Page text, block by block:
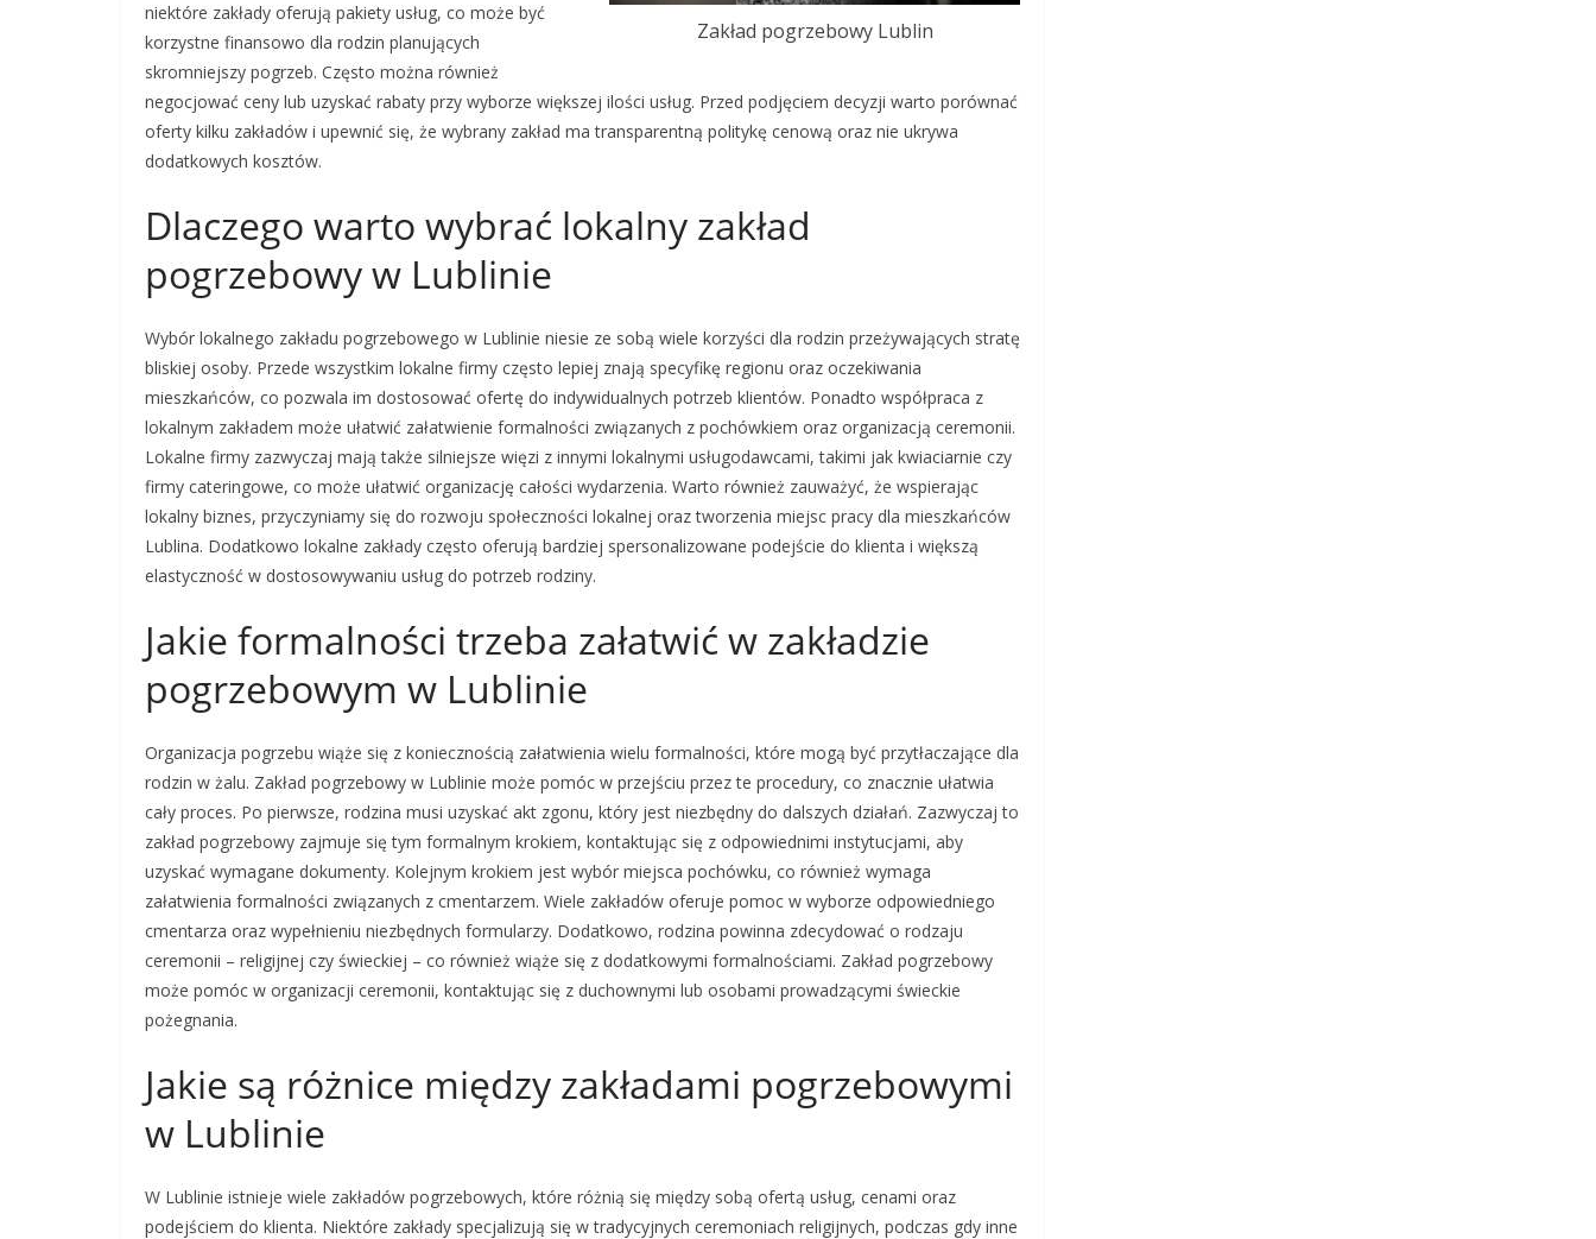
Zakład pogrzebowy Lublin
niektóre zakłady oferują pakiety usług, co może być
korzystne finansowo dla rodzin planujących
skromniejszy pogrzeb. Często można również
negocjować ceny lub uzyskać rabaty przy wyborze większej ilości usług. Przed podjęciem decyzji warto porównać
oferty kilku zakładów i upewnić się, że wybrany zakład ma transparentną politykę cenową oraz nie ukrywa
dodatkowych kosztów.
Dlaczego warto wybrać lokalny zakład
pogrzebowy w Lublinie
Wybór lokalnego zakładu pogrzebowego w Lublinie niesie ze sobą wiele korzyści dla rodzin przeżywających stratę
bliskiej osoby. Przede wszystkim lokalne firmy często lepiej znają specyfikę regionu oraz oczekiwania
mieszkańców, co pozwala im dostosować ofertę do indywidualnych potrzeb klientów. Ponadto współpraca z
lokalnym zakładem może ułatwić załatwienie formalności związanych z pochówkiem oraz organizacją ceremonii.
Lokalne firmy zazwyczaj mają także silniejsze więzi z innymi lokalnymi usługodawcami, takimi jak kwiaciarnie czy
firmy cateringowe, co może ułatwić organizację całości wydarzenia. Warto również zauważyć, że wspierając
lokalny biznes, przyczyniamy się do rozwoju społeczności lokalnej oraz tworzenia miejsc pracy dla mieszkańców
Lublina. Dodatkowo lokalne zakłady często oferują bardziej spersonalizowane podejście do klienta i większą
elastyczność w dostosowywaniu usług do potrzeb rodziny.
Jakie formalności trzeba załatwić w zakładzie
pogrzebowym w Lublinie
Organizacja pogrzebu wiąże się z koniecznością załatwienia wielu formalności, które mogą być przytłaczające dla
rodzin w żalu. Zakład pogrzebowy w Lublinie może pomóc w przejściu przez te procedury, co znacznie ułatwia
cały proces. Po pierwsze, rodzina musi uzyskać akt zgonu, który jest niezbędny do dalszych działań. Zazwyczaj to
zakład pogrzebowy zajmuje się tym formalnym krokiem, kontaktując się z odpowiednimi instytucjami, aby
uzyskać wymagane dokumenty. Kolejnym krokiem jest wybór miejsca pochówku, co również wymaga
załatwienia formalności związanych z cmentarzem. Wiele zakładów oferuje pomoc w wyborze odpowiedniego
cmentarza oraz wypełnieniu niezbędnych formularzy. Dodatkowo, rodzina powinna zdecydować o rodzaju
ceremonii – religijnej czy świeckiej – co również wiąże się z dodatkowymi formalnościami. Zakład pogrzebowy
może pomóc w organizacji ceremonii, kontaktując się z duchownymi lub osobami prowadzącymi świeckie
pożegnania.
Jakie są różnice między zakładami pogrzebowymi
w Lublinie
W Lublinie istnieje wiele zakładów pogrzebowych, które różnią się między sobą ofertą usług, cenami oraz
podejściem do klienta. Niektóre zakłady specjalizują się w tradycyjnych ceremoniach religijnych, podczas gdy inne